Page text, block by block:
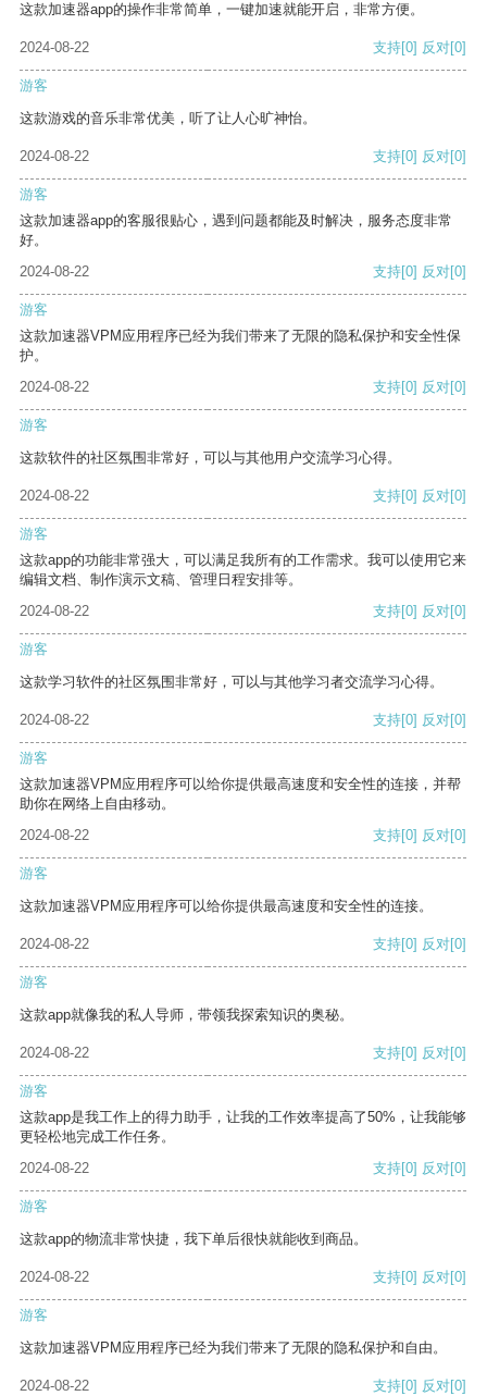
这款加速器app的操作非常简单，一键加速就能开启，非常方便。
2024-08-22 支持[0] 反对[0]
游客
这款游戏的音乐非常优美，听了让人心旷神怡。
2024-08-22 支持[0] 反对[0]
游客
这款加速器app的客服很贴心，遇到问题都能及时解决，服务态度非常
好。
2024-08-22
支持[0] 反对[0]
游客
这款加速器VPM应用程序已经为我们带来了无限的隐私保护和安全性保
护。
2024-08-22
支持[0] 反对[0]
游客
这款软件的社区氛围非常好，可以与其他用户交流学习心得。
2024-08-22 支持[0] 反对[0]
游客
这款app的功能非常强大，可以满足我所有的工作需求。我可以使用它来
编辑文档、制作演示文稿、管理日程安排等。
2024-08-22
支持[0] 反对[0]
游客
这款学习软件的社区氛围非常好，可以与其他学习者交流学习心得。
2024-08-22 支持[0] 反对[0]
游客
这款加速器VPM应用程序可以给你提供最高速度和安全性的连接，并帮
助你在网络上自由移动。
2024-08-22
支持[0] 反对[0]
游客
这款加速器VPM应用程序可以给你提供最高速度和安全性的连接。
2024-08-22 支持[0] 反对[0]
游客
这款app就像我的私人导师，带领我探索知识的奥秘。
2024-08-22 支持[0] 反对[0]
游客
这款app是我工作上的得力助手，让我的工作效率提高了50%，让我能够
更轻松地完成工作任务。
2024-08-22
支持[0] 反对[0]
游客
这款app的物流非常快捷，我下单后很快就能收到商品。
2024-08-22 支持[0] 反对[0]
游客
这款加速器VPM应用程序已经为我们带来了无限的隐私保护和自由。
2024-08-22 支持[0] 反对[0]